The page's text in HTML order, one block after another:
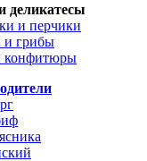
и перчики
и грибы